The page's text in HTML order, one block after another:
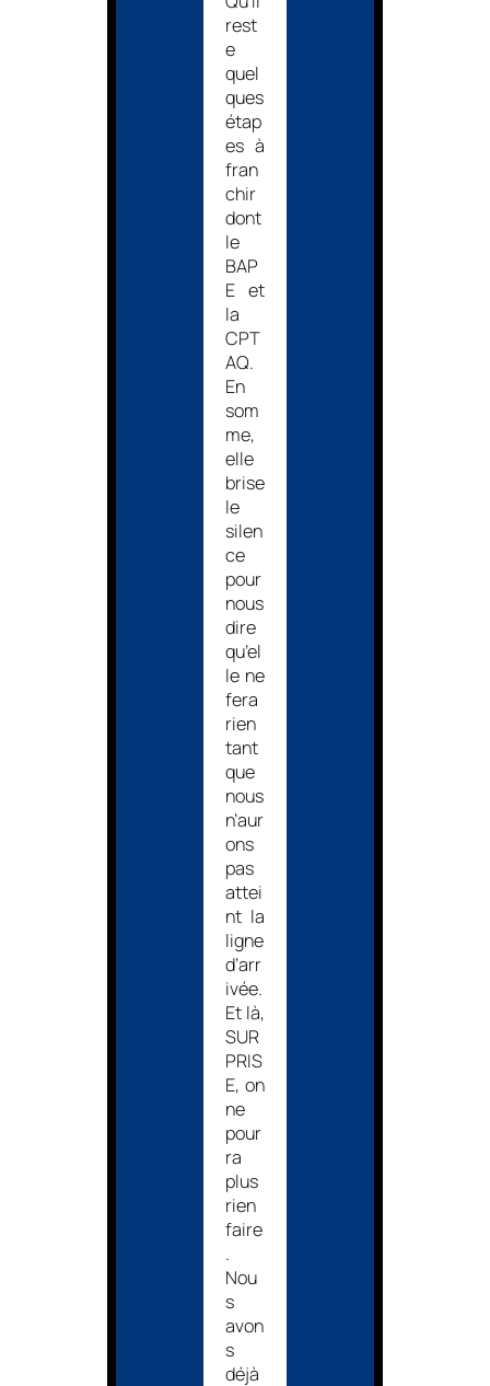
rest
e
quel
ques
étap
es à
fran
chir
dont
le
BAP
E et
la
CPT
AQ.
En
som
me,
elle
brise
le
silen
ce
pour
nous
dire
qu’el
le ne
fera
rien
tant
que
nous
n’aur
ons
pas
attei
nt la
ligne
d’arr
ivée.
Et là,
SUR
PRIS
E, on
ne
pour
ra
plus
rien
faire
.
Nou
s
avon
s
déjà